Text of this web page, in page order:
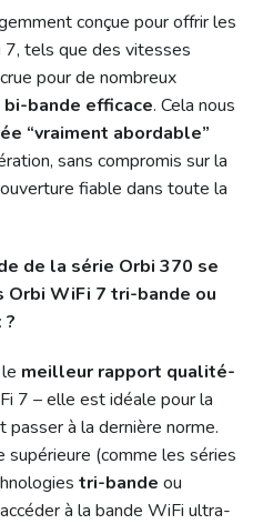
conçue pour offrir les
tels que des vitesses
pour de nombreux
bi-bande efficace. Cela nous
“vraiment abordable”
sans compromis sur la
fiable dans toute la
de la série Orbi 370 se
WiFi 7 tri-bande ou
meilleur rapport qualité-
7 – elle est idéale pour la
à la dernière norme.
(comme les séries
tri-bande ou
à la bande WiFi ultra-